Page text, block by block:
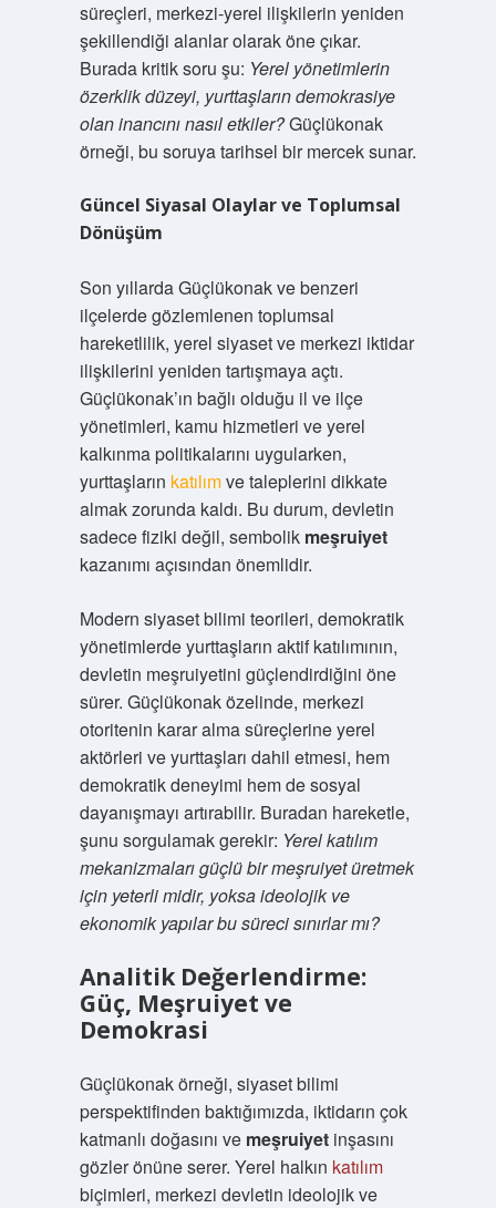
süreçleri, merkezi-yerel ilişkilerin yeniden
şekillendiği alanlar olarak öne çıkar.
Burada kritik soru şu: Yerel yönetimlerin
özerklik düzeyi, yurttaşların demokrasiye
olan inancını nasıl etkiler?Güçlükonak
örneği, bu soruya tarihsel bir mercek sunar.
Güncel Siyasal Olaylar ve Toplumsal
Dönüşüm
Son yıllarda Güçlükonak ve benzeri
ilçelerde gözlemlenen toplumsal
hareketlilik, yerel siyaset ve merkezi iktidar
ilişkilerini yeniden tartışmaya açtı.
Güçlükonak’ın bağlı olduğu il ve ilçe
yönetimleri, kamu hizmetleri ve yerel
kalkınma politikalarını uygularken,
yurttaşların katılımve taleplerini dikkate
almak zorunda kaldı. Bu durum, devletin
sadece fiziki değil, sembolik meşruiyet
kazanımı açısından önemlidir.
Modern siyaset bilimi teorileri, demokratik
yönetimlerde yurttaşların aktif katılımının,
devletin meşruiyetini güçlendirdiğini öne
sürer. Güçlükonak özelinde, merkezi
otoritenin karar alma süreçlerine yerel
aktörleri ve yurttaşları dahil etmesi, hem
demokratik deneyimi hem de sosyal
dayanışmayı artırabilir. Buradan hareketle,
şunu sorgulamak gerekir: Yerel katılım
mekanizmaları güçlü bir meşruiyet üretmek
için yeterli midir, yoksa ideolojik ve
ekonomik yapılar bu süreci sınırlar mı?
Analitik Değerlendirme:
Güç, Meşruiyet ve
Demokrasi
Güçlükonak örneği, siyaset bilimi
perspektifinden baktığımızda, iktidarın çok
katmanlı doğasını ve meşruiyetinşasını
gözler önüne serer. Yerel halkın katılım
biçimleri, merkezi devletin ideolojik ve